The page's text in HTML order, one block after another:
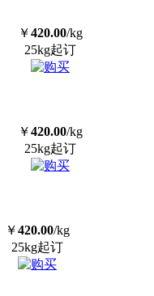
￥420.00/kg
25kg起订
￥420.00/kg
25kg起订
￥420.00/kg
25kg起订